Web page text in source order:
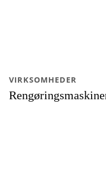
VIRKSOMHEDER